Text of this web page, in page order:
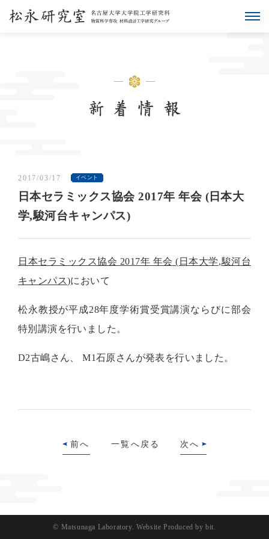
2017/03/17 イベント
日本セラミックス協会 2017年 年会 (日本大
学,駿河台キャンパス)
日本セラミックス協会 2017年 年会 ( 日本大学,駿河台
キャンパス)において
松永教授が平成28年度学術賞受賞講演ならびに部会
特別講演を行いました。
D2古嶋さん、 M1石原さんが発表を行いました。
前へ 一覧へ戻る 次へ
© Matsunaga Laboratory. Website Produced by bit.